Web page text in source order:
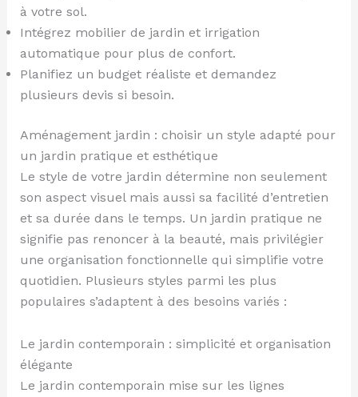
à votre sol.
Intégrez mobilier de jardin et irrigation
automatique pour plus de confort.
Planifiez un budget réaliste et demandez
plusieurs devis si besoin.
Aménagement jardin : choisir un style adapté pour
un jardin pratique et esthétique
Le style de votre jardin détermine non seulement
son aspect visuel mais aussi sa facilité d’entretien
et sa durée dans le temps. Un jardin pratique ne
signifie pas renoncer à la beauté, mais privilégier
une organisation fonctionnelle qui simplifie votre
quotidien. Plusieurs styles parmi les plus
populaires s’adaptent à des besoins variés :
Le jardin contemporain : simplicité et organisation
élégante
Le jardin contemporain mise sur les lignes